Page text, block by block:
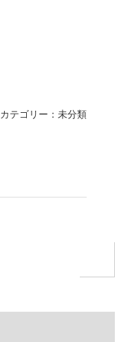
カテゴリー：未分類